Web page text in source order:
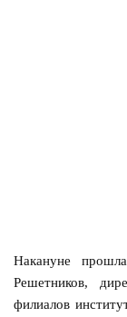
Накануне
Решетников,
филиалов